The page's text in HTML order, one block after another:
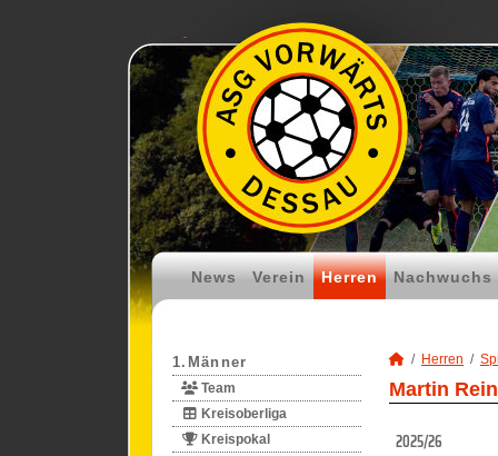
News Verein Herren Nachwuchs
1.Männer
Team
Kreisoberliga
Kreispokal
Herren
Martin
2025/26